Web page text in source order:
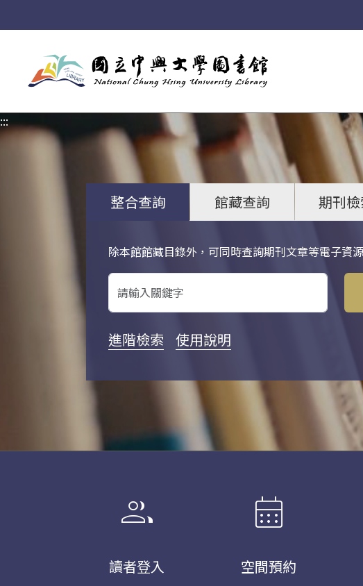
:::
整合查詢 館藏查詢 期刊
除本館館藏目錄外，可同時查詢期刊文章等電子資
關鍵字搜尋
進階檢索 使用說明
group
讀者登入
calendar_month
空間預約